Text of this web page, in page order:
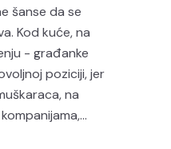
šanse da se
Kod kuće, na
- građanke
poziciji, jer
na